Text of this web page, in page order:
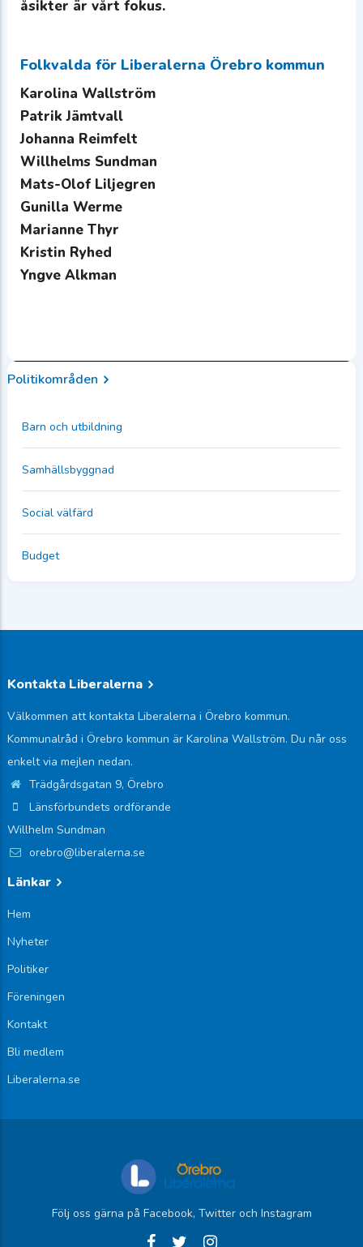
åsikter är vårt fokus.
Folkvalda för Liberalerna Örebro kommun
Karolina Wallström
Patrik Jämtvall
Johanna Reimfelt
Willhelms Sundman
Mats-Olof Liljegren
Gunilla Werme
Marianne Thyr
Kristin Ryhed
Yngve Alkman
Politikområden
Barn och utbildning
Samhällsbyggnad
Social välfärd
Budget
Kontakta Liberalerna
Välkommen att kontakta Liberalerna i Örebro kommun.
Kommunalråd i Örebro kommun är Karolina Wallström. Du når oss
enkelt via mejlen nedan.
Trädgårdsgatan 9, Örebro
Länsförbundets ordförande
Willhelm Sundman
orebro@liberalerna.se
Länkar
Hem
Nyheter
Politiker
Föreningen
Kontakt
Bli medlem
Liberalerna.se
Följ oss gärna på Facebook, Twitter och Instagram